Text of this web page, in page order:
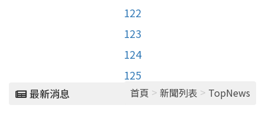
122
123
124
125
最新消息 首頁 > 新聞列表 > TopNews